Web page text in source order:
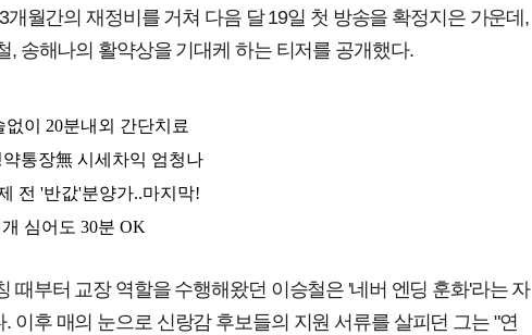
개월간의 재정비를 거쳐 다음 달 19일 첫 방송을 확정지은 가운데,
, 송해나의 활약상을 기대케 하는 티저를 공개했다.
때부터 교장 역할을 수행해왔던 이승철은 '네버 엔딩 훈화'라는 자
이후 매의 눈으로 신랑감 후보들의 지원 서류를 살피던 그는 "연